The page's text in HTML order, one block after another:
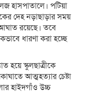
হাসপাতালে। পটিয়া
দেহ নড়াছাড়ার সময়
রয়েছে। তবে
ধারণা করা হচ্ছে
হয়ে স্কুলছাত্রীকে
আত্মহত্যার চেষ্টা
হাইদগাঁও উচ্চ